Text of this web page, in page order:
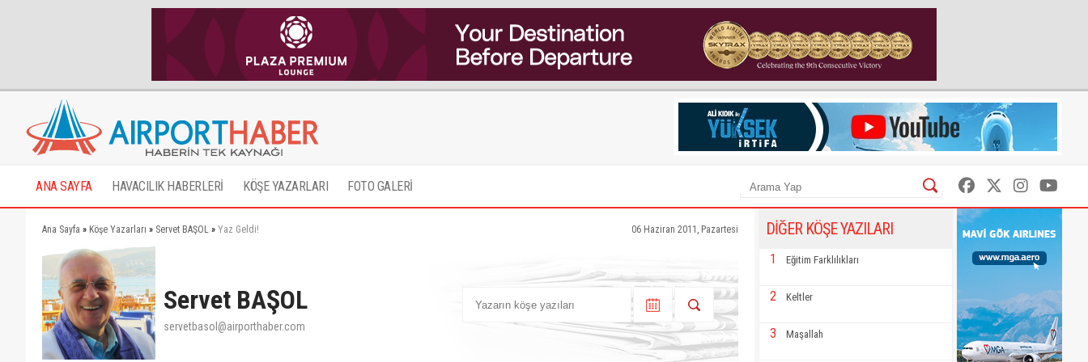
ANA SAYFA HAVACILIK HABERLERİ KÖŞE YAZARLARI FOTO GALERİ
Ana Sayfa » Köşe Yazarları » Servet BAŞOL » Yaz Geldi! 06 Haziran 2011, Pazartesi
Servet BAŞOL
servetbasol@airporthaber.com
DİĞER KÖŞE YAZILARI
1 Eğitim Farklılıkları
2 Keltler
3 Maşallah